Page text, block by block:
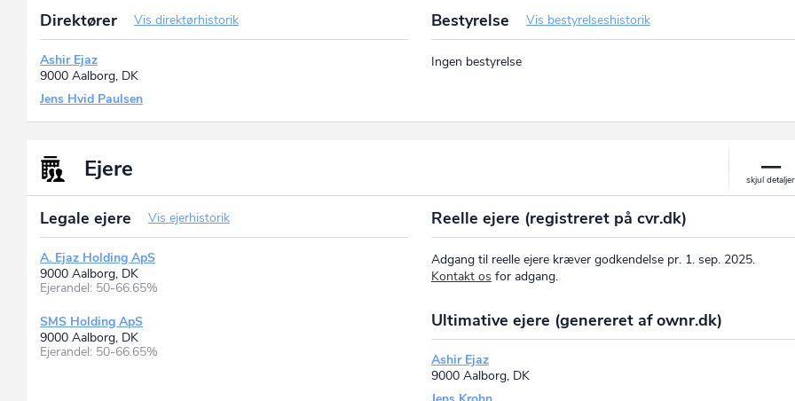
Direktører Vis direktørhistorik
Ashir Ejaz
9000 Aalborg, DK
Jens Hvid Paulsen
Bestyrelse Vis bestyrelseshistorik
Ingen bestyrelse
Ejere
Legale ejere Vis ejerhistorik
A. Ejaz Holding ApS
9000 Aalborg, DK
Ejerandel: 50-66.65%
SMS Holding ApS
9000 Aalborg, DK
Ejerandel: 50-66.65%
Reelle ejere (registreret på cvr.dk)
Adgang til reelle ejere kræver godkendelse pr. 1. sep. 2025.
Kontakt os for adgang.
Ultimative ejere (genereret af ownr.dk)
Ashir Ejaz
9000 Aalborg, DK